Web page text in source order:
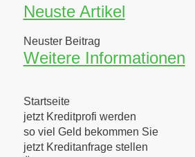
Neuste Artikel
Neuster Beitrag
Weitere Informationen
Startseite
jetzt Kreditprofi werden
so viel Geld bekommen Sie
jetzt Kreditanfrage stellen